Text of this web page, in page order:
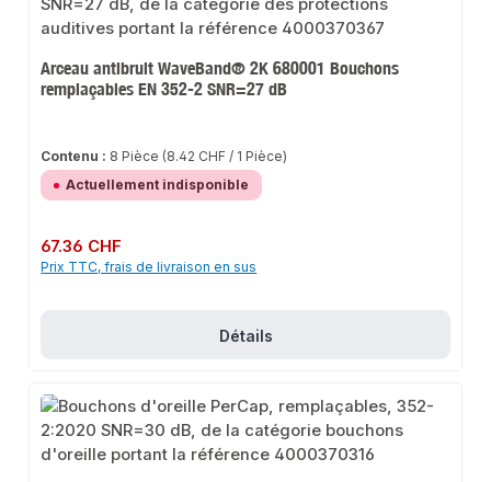
Arceau antibruit WaveBand® 2K 680001 Bouchons
remplaçables EN 352-2 SNR=27 dB
Contenu : 8 Pièce (8.42 CHF / 1 Pièce)
Actuellement indisponible
Prix régulier :
67.36 CHF
Prix TTC, frais de livraison en sus
Détails